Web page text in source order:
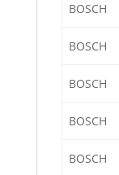
BOSCH
BOSCH
BOSCH
BOSCH
BOSCH